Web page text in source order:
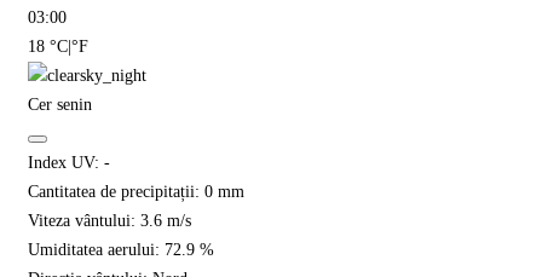
03:00
18 °C °F
Cer senin
Index UV: -
Cantitatea de precipitații: 0 mm
Viteza vântului: 3.6 m/s
Umiditatea aerului: 72.9 %